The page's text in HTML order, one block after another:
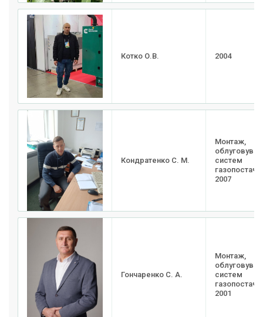
Котко О.В. 2004
Кондратенко С. М.
Монтаж,
систем
2007
Гончаренко С. А.
Монтаж,
систем
2001